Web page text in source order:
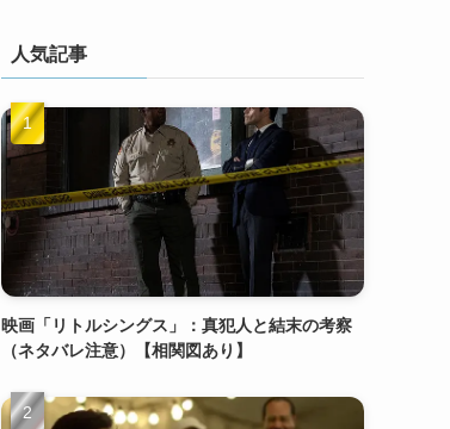
人気記事
映画「リトルシングス」：真犯人と結末の考察
（ネタバレ注意）【相関図あり】